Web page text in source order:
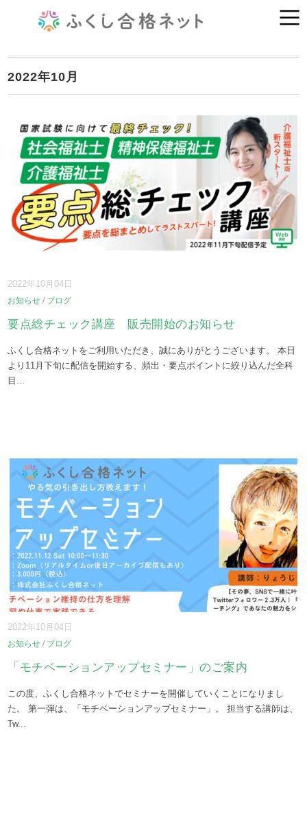
2022年10月
2022年10月04日
お知らせ / ブログ
要点総チェック講座 販売開始のお知らせ
ふくし合格ネットをご利用いただき、誠にありがとうございます。 本日
より11月下旬に配信を開始する、頻出・要点ポイントに絞り込んだ全科
目 ...
2022年10月04日
お知らせ / ブログ
「モチベーションアップセミナー」のご案内
この度、ふくし合格ネットでセミナーを開催していくことになりまし
た。 第一弾は、「モチベーションアップセミナー」。 担当する講師は、
Tw...